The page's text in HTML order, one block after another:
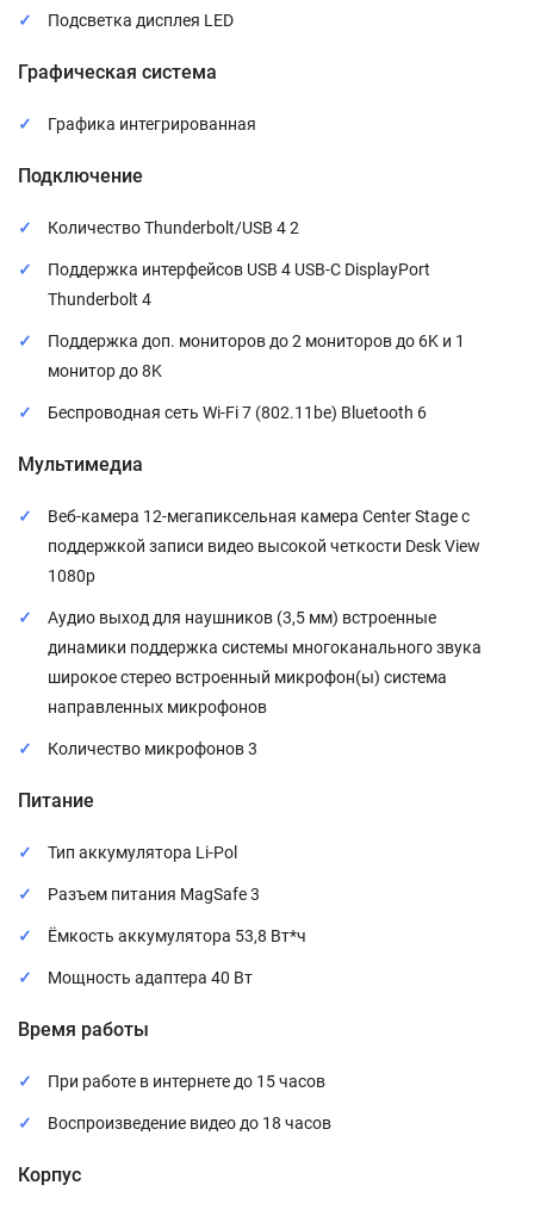
Подсветка дисплея LED
Графическая система
Графика интегрированная
Подключение
Количество Thunderbolt/USB 4 2
Поддержка интерфейсов USB 4 USB-C DisplayPort
Thunderbolt 4
Поддержка доп. мониторов до 2 мониторов до 6K и 1
монитор до 8K
Беспроводная сеть Wi-Fi 7 (802.11be) Bluetooth 6
Мультимедиа
Веб-камера 12-мегапиксельная камера Center Stage с
поддержкой записи видео высокой четкости Desk View
1080p
Аудио выход для наушников (3,5 мм) встроенные
динамики поддержка системы многоканального звука
широкое стерео встроенный микрофон(ы) система
направленных микрофонов
Количество микрофонов 3
Питание
Тип аккумулятора Li-Pol
Разъем питания MagSafe 3
Ёмкость аккумулятора 53,8 Вт*ч
Мощность адаптера 40 Вт
Время работы
При работе в интернете до 15 часов
Воспроизведение видео до 18 часов
Корпус